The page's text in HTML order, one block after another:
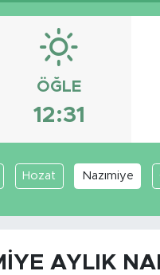
ÖĞLE
12:31
Hozat Nazımiye
AYLIK